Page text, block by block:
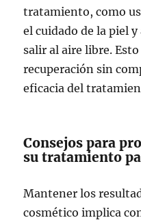
tratamiento, como
el cuidado de la piel
salir al aire libre.
recuperación sin
eficacia del
Consejos para
su tratamiento
Mantener los
cosmético implica